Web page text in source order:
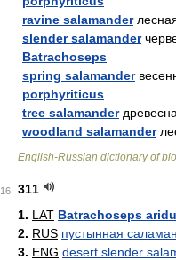
ravine salamander
slender salamander
Batrachoseps
spring salamander
porphyriticus
tree salamander
woodland salamander
English-Russian dictionary of
16
311
1. LAT Batrachoseps
2. RUS пустынная
3. ENG desert slender